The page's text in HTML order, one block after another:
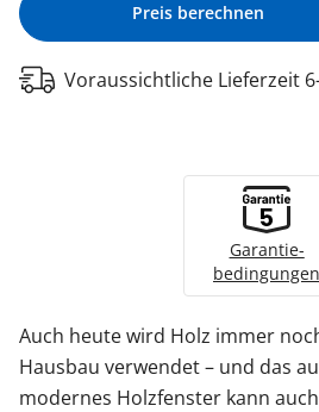
Preis berechnen
Voraussichtliche Lieferzeit
Garantie­
bedingungen
Auch heute wird Holz immer
Hausbau verwendet – und das
modernes Holzfenster kann